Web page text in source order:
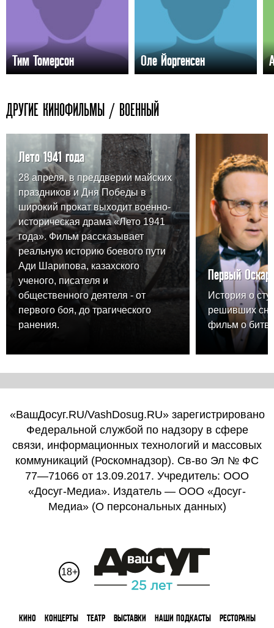
Тим Томерсон Оле Йоргенсен
ДРУГИЕ КИНОФИЛЬМЫ / ВОЕННЫЙ
Лето 1941 года
28 апреля, в преддверии майских
праздников и Дня Победы в
широкий прокат выходит военно-
историческая драма «Лето 1941
года». Фильм рассказывает
реальную историю боевого пути
Ади Шарипова, казахского
ученого, писателя и
общественного деятеля - от
первого боя, до трагического
ранения.
Первый Оскар
История о
решивших
фильм о
«ВашДосуг.RU/VashDosug.RU» зарегистрировано
Федеральной службой по надзору в сфере
связи, информационных технологий и массовых
коммуникаций (Роскомнадзор). Св-во Эл № ФС
77—71066 от 13.09.2017. Учредитель: ООО
«Досуг-Медиа». Издатель — ООО «Досуг-
Медиа» (О персональных данных)
18+
КИНО КОНЦЕРТЫ ТЕАТР ВЫСТАВКИ НАШИ ПОДКАСТЫ
РЕСТОРАНЫ